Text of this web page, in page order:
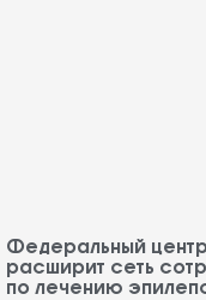
Федеральный
расширит сеть
по лечению